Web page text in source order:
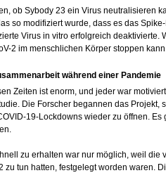
ob Sybody 23 ein Virus neutralisieren
so modifiziert wurde, dass es das
Virus in vitro erfolgreich deaktivierte.
2 im menschlichen Körper stoppen kann.
während einer Pandemie
Zeiten ist enorm, und jeder war
Die Forscher begannen das
19-Lockdowns wieder zu öffnen.
zu erhalten war nur möglich, weil
zu tun hatten, festgelegt worden waren.